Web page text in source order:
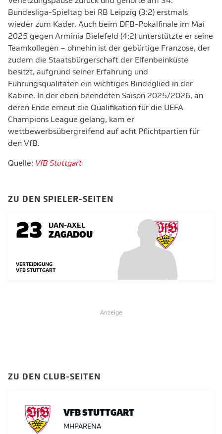
Bundesliga-Spieltag bei RB Leipzig (3:2) erstmals
wieder zum Kader. Auch beim DFB-Pokalfinale im Mai
2025 gegen Arminia Bielefeld (4:2) unterstützte er seine
Teamkollegen – ohnehin ist der gebürtige Franzose, der
zudem die Staatsbürgerschaft der Elfenbeinküste
besitzt, aufgrund seiner Erfahrung und
Führungsqualitäten ein wichtiges Bindeglied in der
Kabine. In der eben beendeten Saison 2025/2026, an
deren Ende erneut die Qualifikation für die UEFA
Champions League gelang, kam er
wettbewerbsübergreifend auf acht Pflichtpartien für
den VfB.
Quelle: VfB Stuttgart
ZU DEN SPIELER-SEITEN
23 DAN-AXEL
ZAGADOU
VERTEIDIGUNG
VFB STUTTGART
Anzeige
ZU DEN CLUB-SEITEN
VFB STUTTGART
MHPARENA